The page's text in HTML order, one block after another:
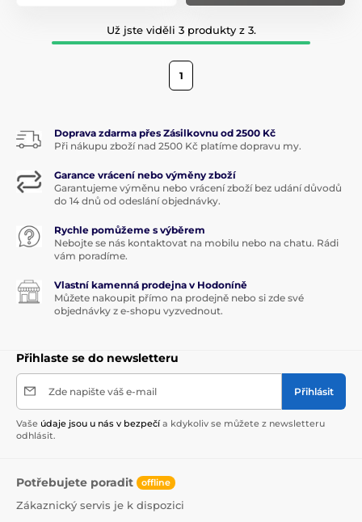
Už jste viděli 3 produkty z 3.
1
Doprava zdarma přes Zásilkovnu od 2500 Kč
Při nákupu zboží nad 2500 Kč platíme dopravu my.
Garance vrácení nebo výměny zboží
Garantujeme výměnu nebo vrácení zboží bez udání důvodů
do 14 dnů od odeslání objednávky.
Rychle pomůžeme s výběrem
Nebojte se nás kontaktovat na mobilu nebo na chatu. Rádi
vám poradíme.
Vlastní kamenná prodejna v Hodoníně
Můžete nakoupit přímo na prodejně nebo si zde své
objednávky z e-shopu vyzvednout.
Přihlaste se do newsletteru
Zde napište váš e-mail Přihlásit
Vaše údaje jsou u nás v bezpečí a kdykoliv se můžete z newsletteru
odhlásit.
Potřebujete poradit offline
Zákaznický servis je k dispozici